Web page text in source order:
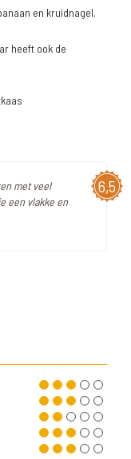
en kruidnagel.
heeft ook de
6,5
met veel
een vlakke en